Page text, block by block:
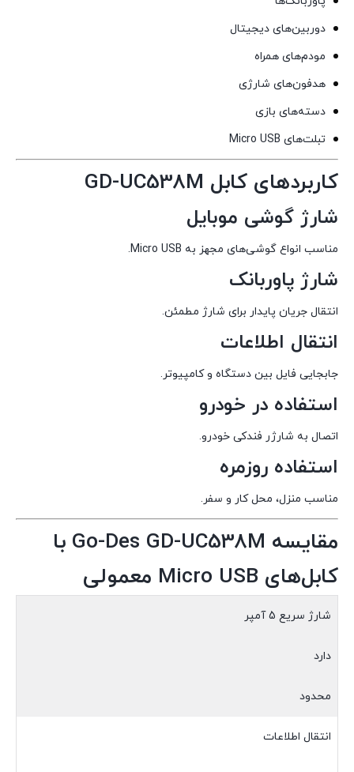
دوربین‌های دیجیتال
مودم‌های همراه
هدفون‌های شارژی
دسته‌های بازی
تبلت‌های Micro USB
کاربردهای کابل GD-UC538M
شارژ گوشی موبایل
مناسب انواع گوشی‌های مجهز به Micro USB.
شارژ پاوربانک
انتقال جریان پایدار برای شارژ مطمئن.
انتقال اطلاعات
جابجایی فایل بین دستگاه و کامپیوتر.
استفاده در خودرو
اتصال به شارژر فندکی خودرو.
استفاده روزمره
مناسب منزل، محل کار و سفر.
مقایسه Go-Des GD-UC538M با
کابل‌های Micro USB معمولی
شارژ سریع 5 آمپر
دارد
محدود
انتقال اطلاعات